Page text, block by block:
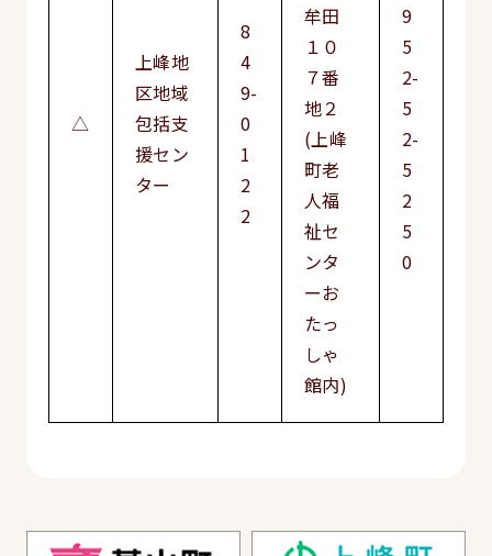
△
上峰地
区地域
包括支
援セン
ター
8
4
9-
0
1
2
2
牟田
１０
７番
地２
(上峰
町老
人福
祉セ
ンタ
ーお
たっ
しゃ
館内)
9
5
2-
5
2-
5
2
5
0